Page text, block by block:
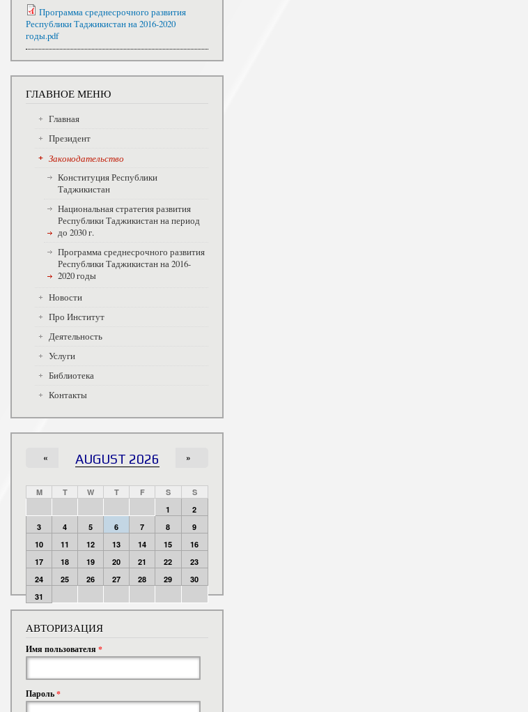
Программа среднесрочного развития
Республики Таджикистан на 2016-2020
годы.pdf
ГЛАВНОЕ МЕНЮ
Главная
Президент
Законодательство
Конституция Республики
Таджикистан
Национальная стратегия развития
Республики Таджикистан на период
до 2030 г.
Программа среднесрочного развития
Республики Таджикистан на 2016-
2020 годы
Новости
Про Институт
Деятельность
Услуги
Библиотека
Контакты
AUGUST 2026
« »
M T W T F S
S
1
2
3
4 5 6 7 8
9
10
11 12 13 14 15
16
17
18 19 20 21 22
23
24
25 26 27 28 29
30
31
АВТОРИЗАЦИЯ
Имя пользователя *
Пароль*